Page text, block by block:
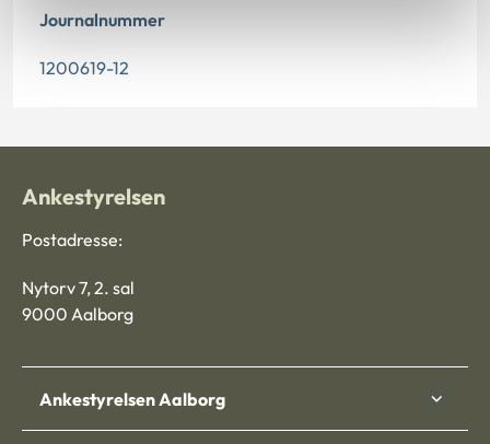
Journalnummer
1200619-12
Ankestyrelsen
Postadresse:
Nytorv 7, 2. sal
9000 Aalborg
Ankestyrelsen Aalborg